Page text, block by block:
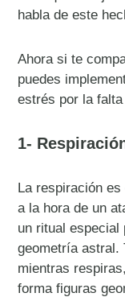
habla de este
Ahora si te
puedes
estrés por la
1-
La respiración
a la hora de un
un ritual
geometría astral.
mientras
forma figuras